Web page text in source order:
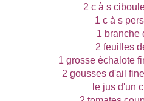
2 c à s
1 c à s
1 branche
2 feuilles
1 grosse échalote
2 gousses d'ail
le jus d'un